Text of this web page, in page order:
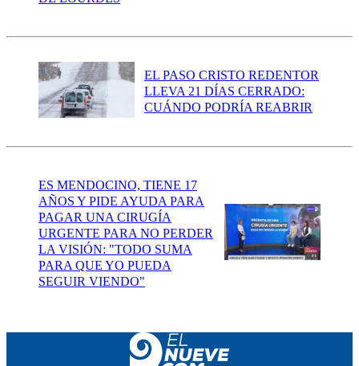
EL PASO CRISTO REDENTOR
LLEVA 21 DÍAS CERRADO:
CUÁNDO PODRÍA REABRIR
ES MENDOCINO, TIENE 17
AÑOS Y PIDE AYUDA PARA
PAGAR UNA CIRUGÍA
URGENTE PARA NO PERDER
LA VISIÓN: "TODO SUMA
PARA QUE YO PUEDA
SEGUIR VIENDO"